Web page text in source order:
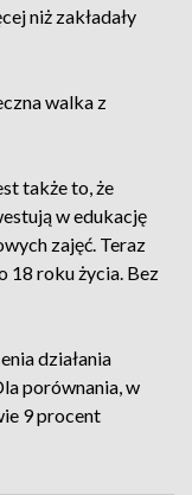
niż zakładały
walka z
także to, że
w edukację
zajęć. Teraz
18 roku życia. Bez
działania
porównania, w
9 procent